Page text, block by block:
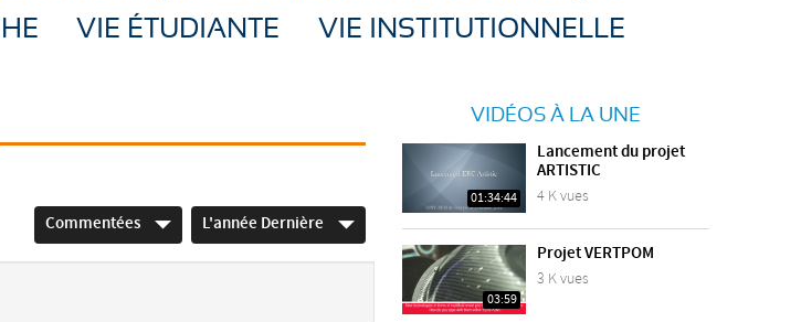
VIE ÉTUDIANTE VIE INSTITUTIONNELLE
Commentées L'année Dernière
VIDÉOS À LA UNE
01:34:44
Lancement du projet
ARTISTIC
4 K vues
03:59
Projet VERTPOM
3 K vues